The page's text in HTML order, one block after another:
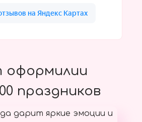
оформилии
праздников
дарит яркие эмоции и